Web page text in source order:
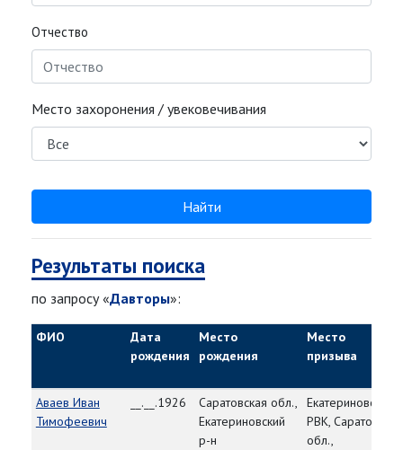
Отчество
Место захоронения / увековечивания
Найти
Результаты поиска
по запросу «Давторы»:
ФИО
Дата
рождения
Место
рождения
Место
призыва
Аваев Иван
Тимофеевич
__.__.1926
Саратовская обл.,
Екатериновский
р-н
Екатериновский
РВК, Саратовская
обл.,